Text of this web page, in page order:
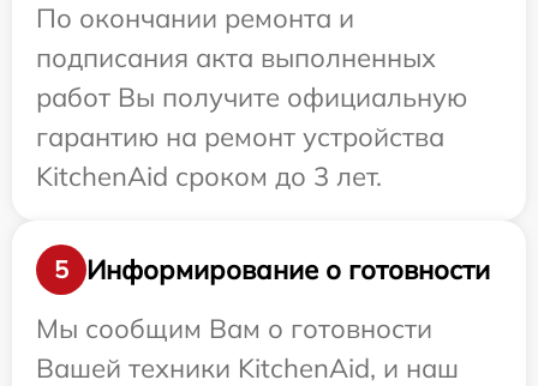
По окончании ремонта и
подписания акта выполненных
работ Вы получите официальную
гарантию на ремонт устройства
KitchenAid сроком до 3 лет.
5
Информирование о готовности
Мы сообщим Вам о готовности
Вашей техники KitchenAid, и наш